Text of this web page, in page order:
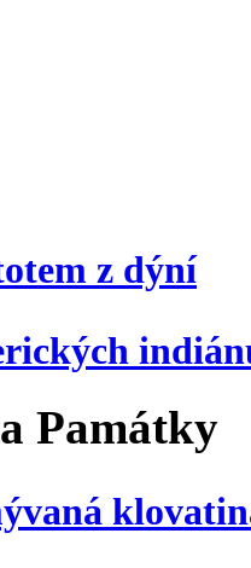
z dýní
Památky